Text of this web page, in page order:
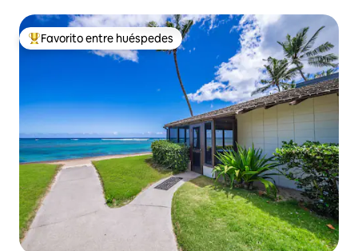
Favorito entre huéspedes preferido
Favorito entre huéspedes